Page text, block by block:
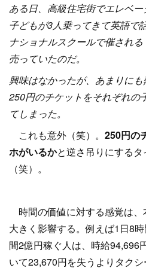
ある日、高級住宅街でエレベ
子どもが3人乗ってきて英語で
ナショナルスクールで催され
売っていたのだ。
興味はなかったが、あまりにも
250円のチケットをそれぞれの
てしまった。
これも意外（笑）。 250円の
ホがいるかと逆さ吊りにする
（笑）。
時間の価値に対する感覚は
大きく影響する。例えば1日8
間2億円稼ぐ人は、時給94,696
いて23,670円を失うよりタク